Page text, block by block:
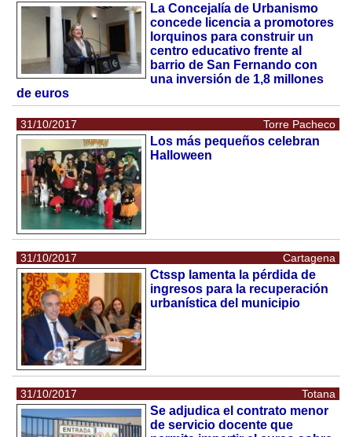
La Concejalía de Urbanismo
concede licencia a promotores
lorquinos para construir un
centro educativo frente al
barrio de San Fernando con
una inversión de 1,8 millones
de euros
31/10/2017 Torre Pacheco
Los más pequeños celebran
Halloween
31/10/2017 Cartagena
Ctssp lamenta la pérdida de
ingresos para la recuperación
urbanística del municipio
31/10/2017 Totana
Se adjudica el contrato menor
de servicio docente que